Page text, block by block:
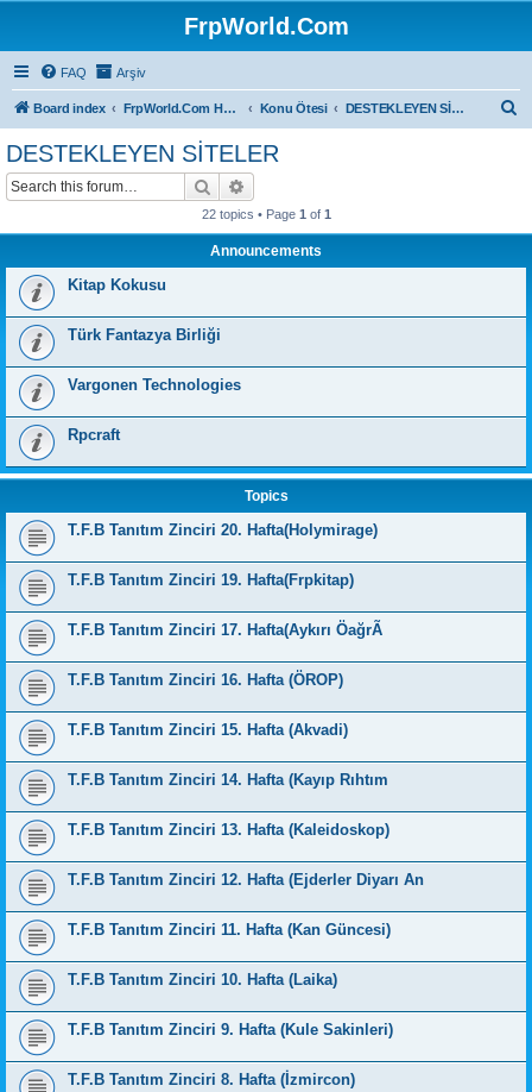
FrpWorld.Com
FAQ Arşiv
Board index FrpWorld.Com Hakkında Konu Ötesi DESTEKLEYEN SİTELER
DESTEKLEYEN SİTELER
Search
22 topics • Page 1 of 1
Announcements
Kitap Kokusu
Türk Fantazya Birliği
Vargonen Technologies
Rpcraft
Topics
T.F.B Tanıtım Zinciri 20. Hafta(Holymirage)
T.F.B Tanıtım Zinciri 19. Hafta(Frpkitap)
T.F.B Tanıtım Zinciri 17. Hafta(Aykırı ÖağrÃ
T.F.B Tanıtım Zinciri 16. Hafta (ÖROP)
T.F.B Tanıtım Zinciri 15. Hafta (Akvadi)
T.F.B Tanıtım Zinciri 14. Hafta (Kayıp Rıhtım
T.F.B Tanıtım Zinciri 13. Hafta (Kaleidoskop)
T.F.B Tanıtım Zinciri 12. Hafta (Ejderler Diyarı An
T.F.B Tanıtım Zinciri 11. Hafta (Kan Güncesi)
T.F.B Tanıtım Zinciri 10. Hafta (Laika)
T.F.B Tanıtım Zinciri 9. Hafta (Kule Sakinleri)
T.F.B Tanıtım Zinciri 8. Hafta (İzmircon)